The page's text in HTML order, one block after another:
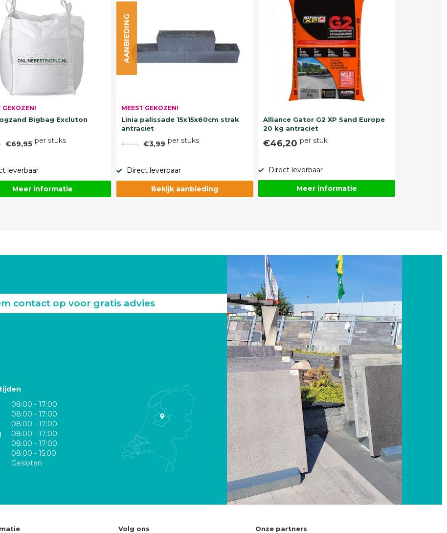
GEKOZEN!
Bigbag Excluton
€69,95 per stuks
leverbaar
Meer informatie
MEEST GEKOZEN!
Linia palissade 15x15x60cm strak
antraciet
€5,75 €3,99 per stuks
AANBIEDING
Direct leverbaar
Bekijk aanbieding
Alliance Gator G2 XP Sand Europe
20 kg antraciet
€46,20 per stuk
Direct leverbaar
Meer informatie
contact op voor gratis advies
08:00 - 17:00
08:00 - 17:00
08:00 - 17:00
08:00 - 17:00
08:00 - 17:00
08:00 - 15:00
Gesloten
Volg ons Onze partners